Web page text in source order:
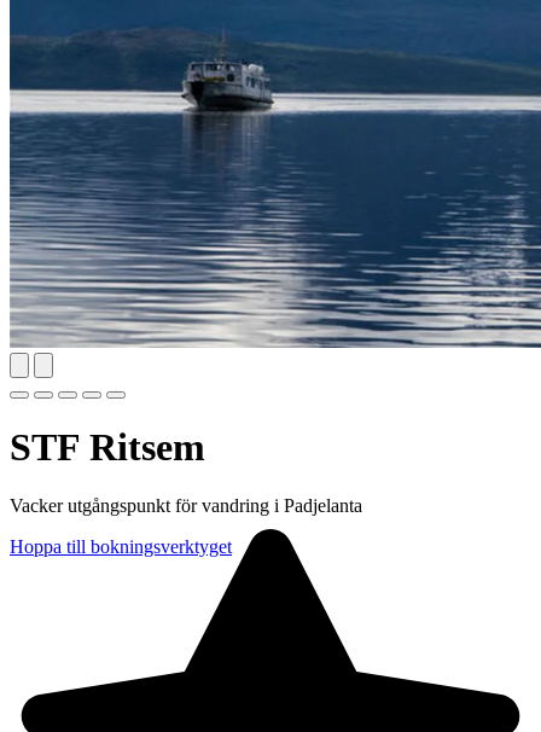
STF Ritsem
Vacker utgångspunkt för vandring i Padjelanta
Hoppa till bokningsverktyget